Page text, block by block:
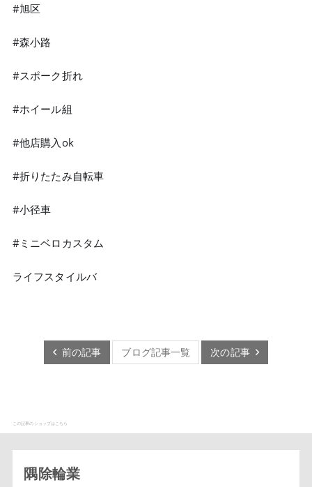
#旭区
#森小路
#スポーク折れ
#ホイール組
#他店購入ok
#折りたたみ自転車
#小径車
#ミニベロカスタム
ライフスタイルバ
前の記事 ブログ記事一覧 次の記事
この記事のショップはこちら
隅除輪業